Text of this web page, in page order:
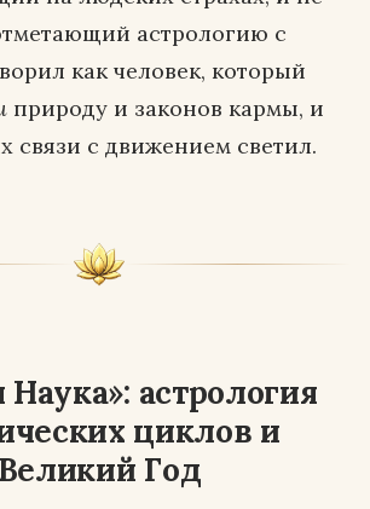
астрологию с
как человек, который
природу и законов кармы, и
связи с движением светил.
Наука»: астрология
циклов и
Великий Год